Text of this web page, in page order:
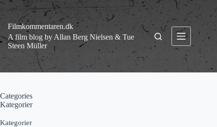
Fortsæt
indhold
Filmkommentaren.dk
A film blog by Allan Berg Nielsen & Tue
Steen Müller
Categories
Kategorier
Kategorier